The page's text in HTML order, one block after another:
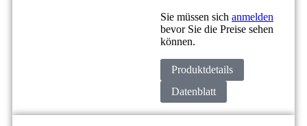
Sie müssen sich anmelden
bevor Sie die Preise sehen
können.
Produktdetails
Datenblatt